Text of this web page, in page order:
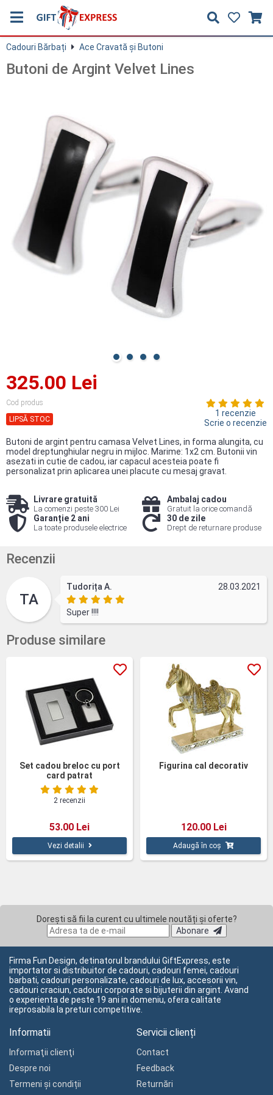
Cadouri Bărbați Ace Cravată și Butoni
Butoni de Argint Velvet Lines
325.00 Lei
Cod produs
LIPSĂ STOC
1 recenzie
Scrie o recenzie
Butoni de argint pentru camasa Velvet Lines, in forma alungita, cu
model dreptunghiular negru in mijloc. Marime: 1x2 cm. Butonii vin
asezati in cutie de cadou, iar capacul acesteia poate fi
personalizat prin aplicarea unei placute cu mesaj gravat.
Livrare gratuită
La comenzi peste 300 Lei
Ambalaj cadou
Gratuit la orice comandă
Garanție 2 ani
La toate produsele electrice
30 de zile
Drept de returnare produse
Recenzii
TA
Tudorița A. 28.03.2021
Super !!!!
Produse similare
Set cadou breloc cu port
card patrat
2 recenzii
53.00 Lei
Vezi detalii
Figurina cal decorativ
120.00 Lei
Adaugă în coș
Dorești să fii la curent cu ultimele noutăți și oferte?
Abonare
Firma Fun Design, detinatorul brandului GiftExpress, este
importator si distribuitor de cadouri, cadouri femei, cadouri
barbati, cadouri personalizate, cadouri de lux, accesorii vin,
cadouri craciun, cadouri corporate si bijuterii din argint. Avand
o experienta de peste 19 ani in domeniu, ofera calitate
ireprosabila la preturi competitive.
Informatii
Informaţii clienţi
Despre noi
Termeni și condiții
Servicii clienți
Contact
Feedback
Returnări